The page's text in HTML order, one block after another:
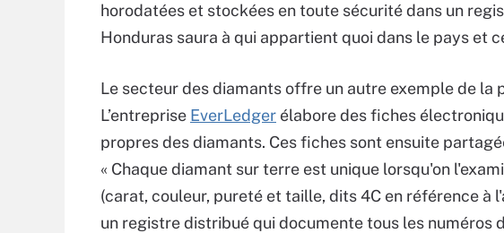
horodatées et stockées en toute sécurité dans un
Honduras saura à qui appartient quoi dans le pays et
Le secteur des diamants offre un autre exemple de la
L’entreprise EverLedger élabore des fiches
propres des diamants. Ces fiches sont ensuite
« Chaque diamant sur terre est unique lorsqu'on
(carat, couleur, pureté et taille, dits 4C en référence à
un registre distribué qui documente tous les numéros